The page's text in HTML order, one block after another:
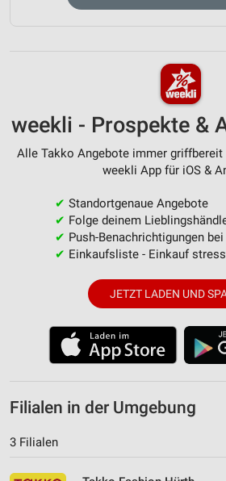
weekli - Prospekte &
Alle Takko Angebote immer
weekli App für iOS &
✔ Standortgenaue Angebote
✔ Folge deinem
✔ Push-Benachrichtigungen
✔ Einkaufsliste - Einkauf
JETZT LADEN UND
Filialen in der Umgebung
3 Filialen